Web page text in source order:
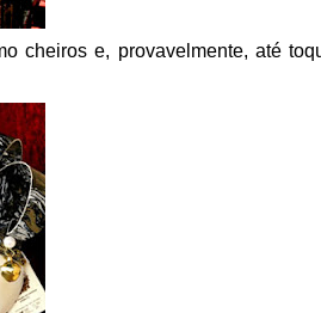
cheiros e, provavelmente, até